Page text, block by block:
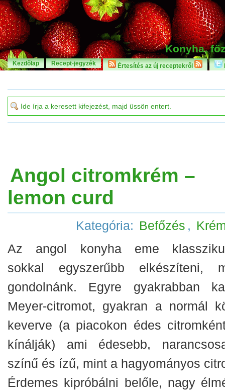
Konyha,
Kezdőlap Recept-jegyzék Értesítés az új receptekről
Angol citromkrém –
lemon curd
Kategória: Befőzés ,
Az angol konyha eme
sokkal egyszerűbb elkészíteni,
gondolnánk. Egyre gyakrabban
Meyer-citromot, gyakran a normál
keverve (a piacokon édes
kínálják) ami édesebb,
színű és ízű, mint a hagyományos
Érdemes kipróbálni belőle, nagy